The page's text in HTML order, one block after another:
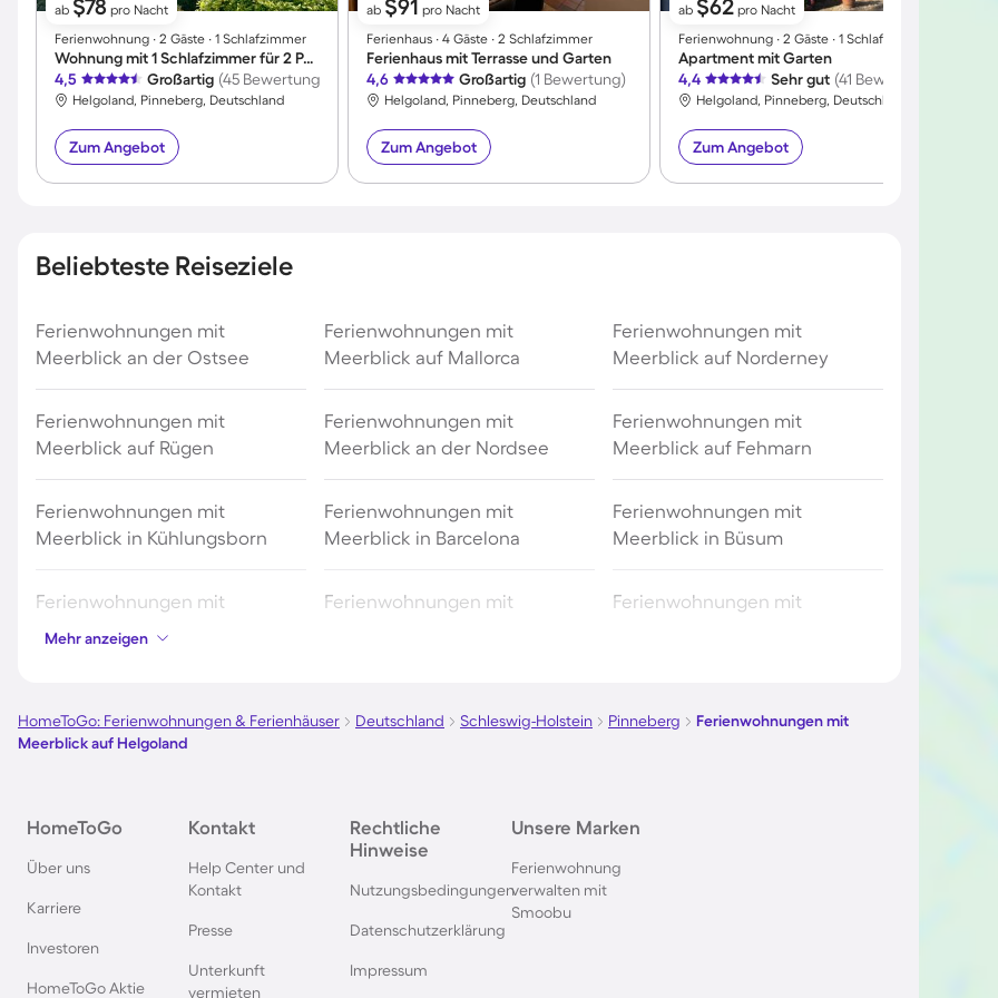
ab $78 pro Nacht
Ferienwohnung ∙ 2 Gäste ∙ 1 Schlafzimmer
Wohnung mit 1 Schlafzimmer für 2 Personen
4,5
Großartig (45 Bewertungen)
Helgoland, Pinneberg, Deutschland
Zum Angebot
ab $91 pro Nacht
Ferienhaus ∙ 4 Gäste ∙ 2 Schlafzimmer
Ferienhaus mit Terrasse und Garten
4,6
Großartig (1 Bewertung)
Helgoland, Pinneberg, Deutschland
Zum Angebot
ab $62 pro Nacht
Ferienwohnung ∙ 2 Gäste ∙ 1 Schlafzimmer
Apartment mit Garten
4,4
Sehr gut (41 Bewertungen)
Helgoland, Pinneberg, Deutschland
Zum Angebot
Beliebteste Reiseziele
Ferienwohnungen mit
Meerblick an der Ostsee
Ferienwohnungen mit
Meerblick auf Mallorca
Ferienwohnungen mit
Meerblick auf Norderney
Ferienwohnungen mit
Meerblick auf Rügen
Ferienwohnungen mit
Meerblick an der Nordsee
Ferienwohnungen mit
Meerblick auf Fehmarn
Ferienwohnungen mit
Meerblick in Kühlungsborn
Ferienwohnungen mit
Meerblick in Barcelona
Ferienwohnungen mit
Meerblick in Büsum
Ferienwohnungen mit
Meerblick in Warnemünde
Ferienwohnungen mit
Ferienwohnungen mit
Meerblick in Grömitz
Meerblick in Timmendorfer
Meerblick in Travemünde
Meerblick in Heiligenhafen
Meerblick in Scharbeutz
Meerblick in Duhnen
Ferienwohnungen mit
Meerblick in Bibione
Ferienwohnungen mit
Meerblick an der Polnischen
Mehr anzeigen
HomeToGo: Ferienwohnungen & Ferienhäuser Deutschland Schleswig-Holstein Pinneberg
Ferienwohnungen mit
Meerblick auf Helgoland
HomeToGo
Über uns
Karriere
Investoren
HomeToGo Aktie
Kontakt
Help Center und
Kontakt
Presse
Unterkunft
vermieten
Rechtliche
Hinweise
Nutzungsbedingungen
Datenschutzerklärung
Impressum
Unsere Marken
Ferienwohnung
verwalten mit
Smoobu